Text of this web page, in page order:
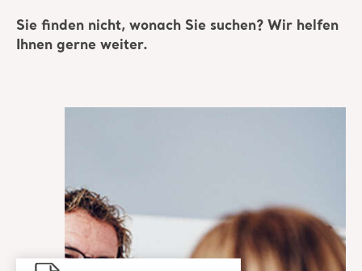
Sie finden nicht, wonach Sie suchen? Wir helfen
Ihnen gerne weiter.